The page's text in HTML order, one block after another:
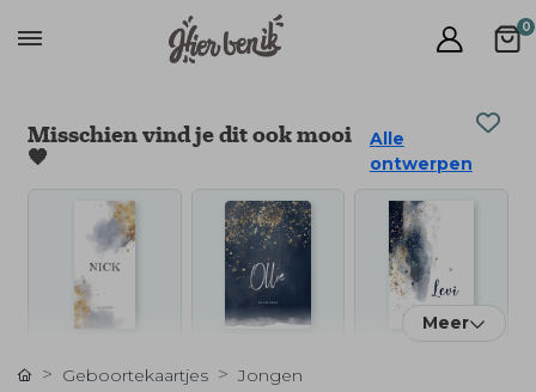
0
Misschien vind je dit ook mooi
🧡
Alle
ontwerpen
Meer
Geboortekaartjes Jongen